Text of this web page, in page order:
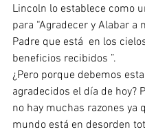
Lincoln lo establece como
para “Agradecer y Alabar a
Padre que está  en los
beneficios recibidos ”.
¿Pero porque debemos
agradecidos el día de hoy?
no hay muchas razones ya
mundo está en desorden